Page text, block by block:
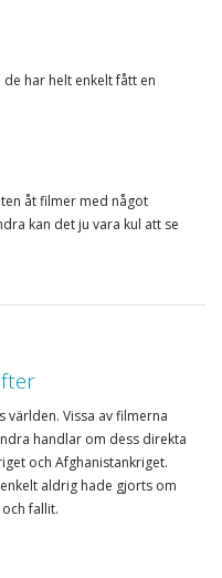
har helt enkelt fått en
åt filmer med något
kan det ju vara kul att se
Vissa av filmerna
handlar om dess direkta
och Afghanistankriget.
aldrig hade gjorts om
fallit.